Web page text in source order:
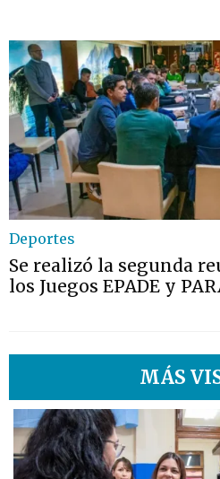
Deportes
Se realizó la segunda
los Juegos EPADE y
MÁS
1